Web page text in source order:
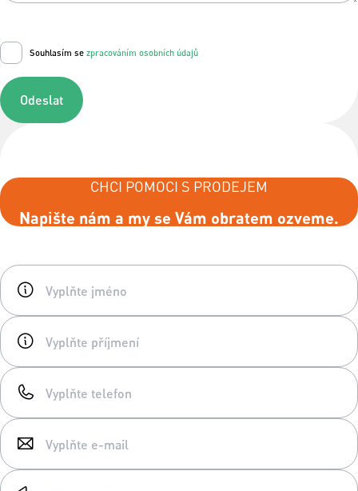
Souhlasím se zpracováním osobních údajů
Odeslat
CHCI POMOCI S PRODEJEM
Napište nám a my se Vám obratem ozveme.